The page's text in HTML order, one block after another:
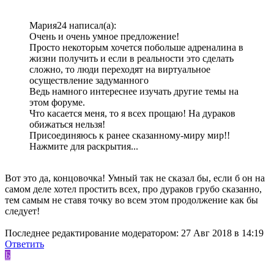
Мария24 написал(а):
Очень и очень умное предложение!
Просто некоторым хочется побольше адреналина в
жизни получить и если в реальности это сделать
сложно, то люди переходят на виртуальное
осуществление задуманного
Ведь намного интереснее изучать другие темы на
этом форуме.
Что касается меня, то я всех прощаю! На дураков
обижаться нельзя!
Присоединяюсь к ранее сказанному-миру мир!!
Нажмите для раскрытия...
Вот это да, концовочка! Умный так не сказал бы, если б он на
самом деле хотел простить всех, про дураков грубо сказанно,
тем самым не ставя точку во всем этом продолжение как бы
следует!
Последнее редактирование модератором: 27 Авг 2018 в 14:19
Ответить
Б